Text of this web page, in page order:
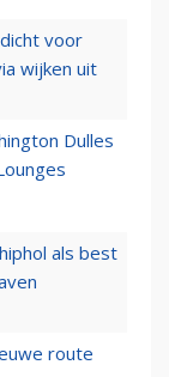
voor
wijken uit
Dulles
als best
route